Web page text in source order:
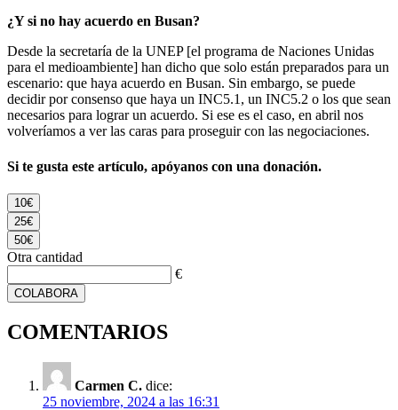
¿Y si no hay acuerdo en Busan?
Desde la secretaría de la UNEP [el programa de Naciones Unidas
para el medioambiente] han dicho que solo están preparados para un
escenario: que haya acuerdo en Busan. Sin embargo, se puede
decidir por consenso que haya un INC5.1, un INC5.2 o los que sean
necesarios para lograr un acuerdo. Si ese es el caso, en abril nos
volveríamos a ver las caras para proseguir con las negociaciones.
Si te gusta este artículo, apóyanos con una donación.
10€
25€
50€
Otra cantidad
€
COLABORA
COMENTARIOS
Carmen C. dice:
25 noviembre, 2024 a las 16:31